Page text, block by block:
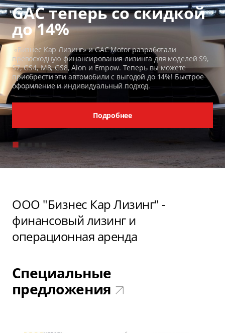
GAC теперь со скидкой
до 14%
«Бизнес Кар Лизинг» и GAC Motor разработали
превосходную финансирования лизинга для моделей S9,
S7, GS4, M8, GS8, Aion и Empow. Теперь вы можете
приобрести эти автомобили с выгодой до 14%! Быстрое
оформление и индивидуальный подход.
Подробнее
ООО "Бизнес Кар Лизинг" -
финансовый лизинг и
операционная аренда
Специальные
предложения